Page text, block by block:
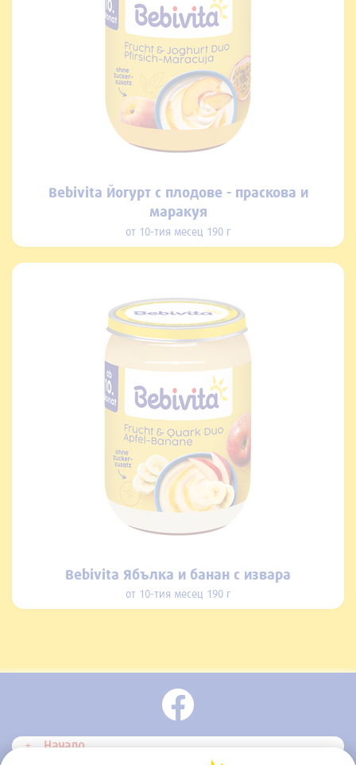
Bebivita Йогурт с плодове - праскова и
маракуя
от 10-тия месец 190 г
Bebivita Ябълка и банан с извара
от 10-тия месец 190 г
Начало